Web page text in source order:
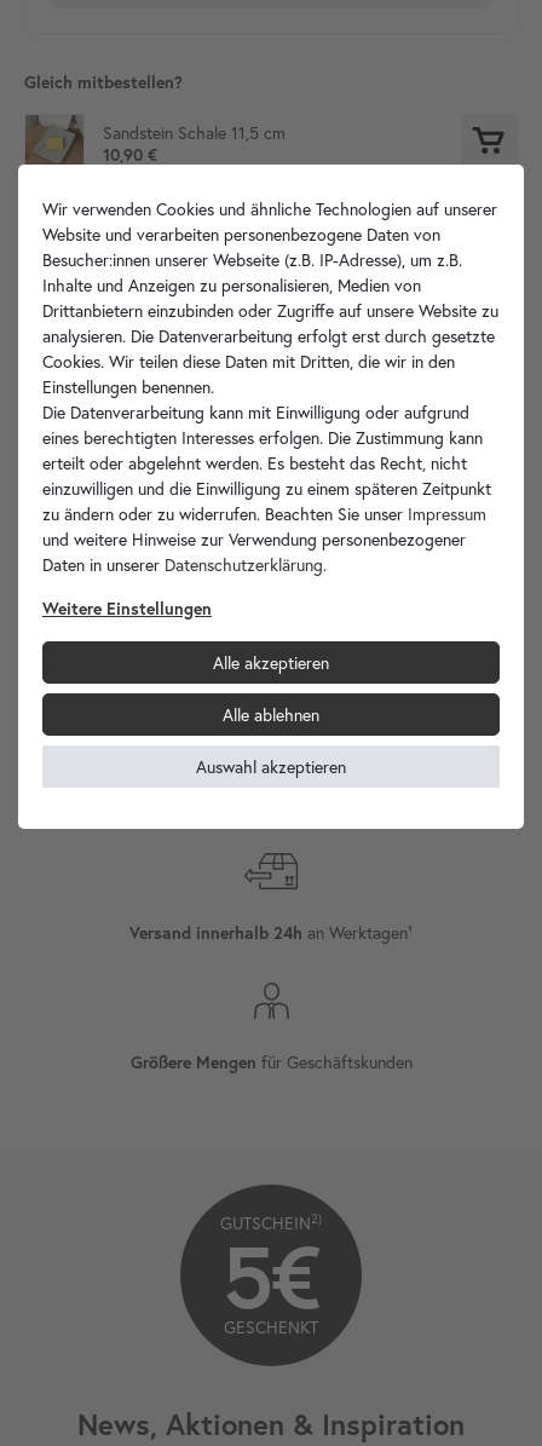
Gleich mitbestellen?
Sandstein Schale 11,5 cm
10,90 €
Produktdetails
Artikelbeschreibung
Hersteller-Info
Ihre Vorteile
wohnfreuden.de -
Ihr Spezialist für Waschbecken Unikate!
Versand innerhalb 24h an Werktagen¹
Größere Mengen für Geschäftskunden
News, Aktionen & Inspiration
GUTSCHEIN2)
5€
GESCHENKT
Wir verwenden Cookies und ähnliche Technologien auf unserer
Website und verarbeiten personenbezogene Daten von
Besucher:innen unserer Webseite (z.B. IP-Adresse), um z.B.
Inhalte und Anzeigen zu personalisieren, Medien von
Drittanbietern einzubinden oder Zugriffe auf unsere Website zu
analysieren. Die Datenverarbeitung erfolgt erst durch gesetzte
Cookies. Wir teilen diese Daten mit Dritten, die wir in den
Einstellungen benennen.
Die Datenverarbeitung kann mit Einwilligung oder aufgrund
eines berechtigten Interesses erfolgen. Die Zustimmung kann
erteilt oder abgelehnt werden. Es besteht das Recht, nicht
einzuwilligen und die Einwilligung zu einem späteren Zeitpunkt
zu ändern oder zu widerrufen. Beachten Sie unser Impressum
und weitere Hinweise zur Verwendung personenbezogener
Daten in unserer Daten­schutz­erklärung.
Weitere Einstellungen
Alle akzeptieren
Alle ablehnen
Auswahl akzeptieren